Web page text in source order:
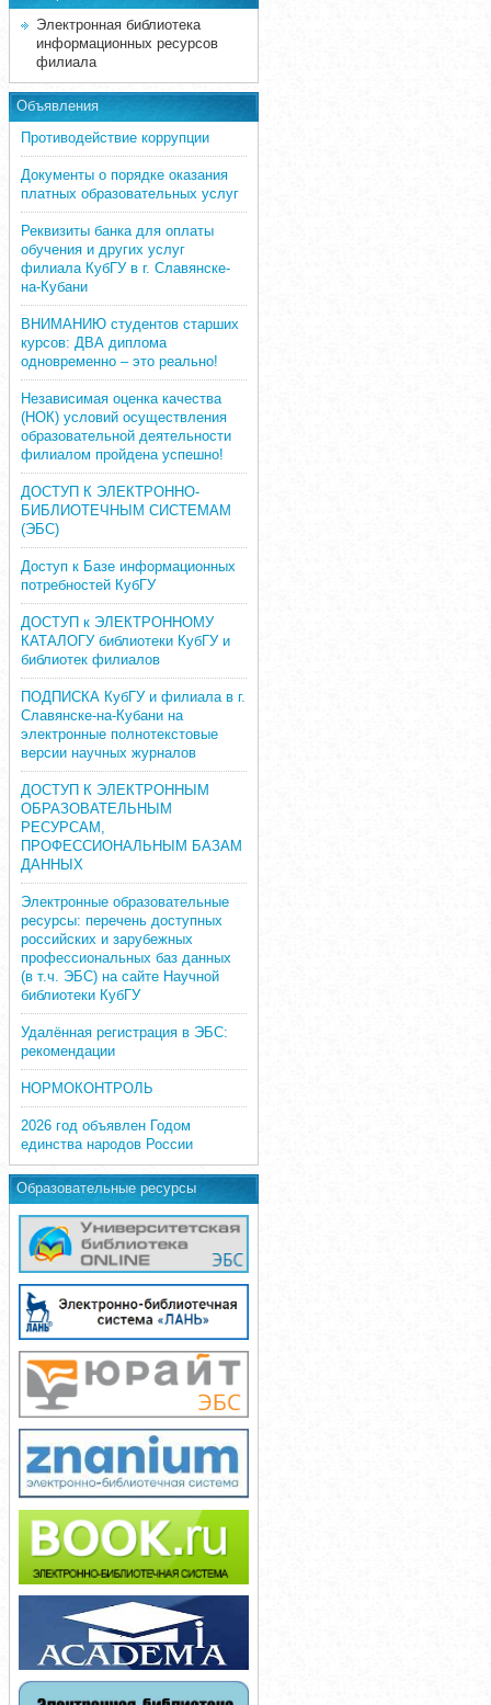
Электронная библиотека
информационных ресурсов
филиала
Объявления
Противодействие коррупции
Документы о порядке оказания
платных образовательных услуг
Реквизиты банка для оплаты
обучения и других услуг
филиала КубГУ в г. Славянске-
на-Кубани
ВНИМАНИЮ студентов старших
курсов: ДВА диплома
одновременно – это реально!
Независимая оценка качества
(НОК) условий осуществления
образовательной деятельности
филиалом пройдена успешно!
ДОСТУП К ЭЛЕКТРОННО-
БИБЛИОТЕЧНЫМ СИСТЕМАМ
(ЭБС)
Доступ к Базе информационных
потребностей КубГУ
ДОСТУП к ЭЛЕКТРОННОМУ
КАТАЛОГУ библиотеки КубГУ и
библиотек филиалов
ПОДПИСКА КубГУ и филиала в г.
Славянске-на-Кубани на
электронные полнотекстовые
версии научных журналов
ДОСТУП К ЭЛЕКТРОННЫМ
ОБРАЗОВАТЕЛЬНЫМ
РЕСУРСАМ,
ПРОФЕССИОНАЛЬНЫМ БАЗАМ
ДАННЫХ
Электронные образовательные
ресурсы: перечень доступных
российских и зарубежных
профессиональных баз данных
(в т.ч. ЭБС) на сайте Научной
библиотеки КубГУ
Удалённая регистрация в ЭБС:
рекомендации
НОРМОКОНТРОЛЬ
2026 год объявлен Годом
единства народов России
Образовательные ресурсы